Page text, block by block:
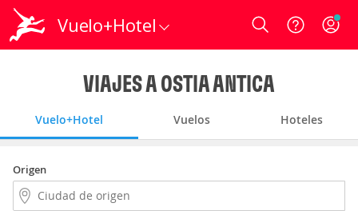
Vuelo+Hotel Login
VIAJES A OSTIA ANTICA
Vuelo+Hotel Vuelos Hoteles
Origen